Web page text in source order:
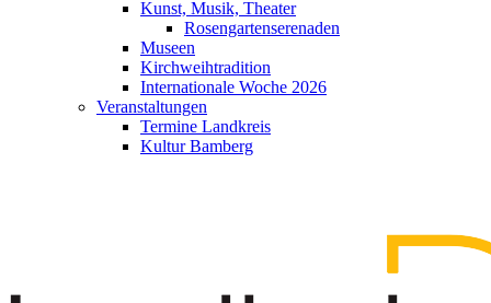
Kunst, Musik, Theater
Rosengartenserenaden
Museen
Kirchweihtradition
Internationale Woche 2026
Veranstaltungen
Termine Landkreis
Kultur Bamberg